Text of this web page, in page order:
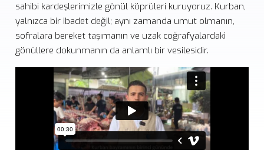
sahibi kardeşlerimizle gönül köprüleri kuruyoruz. Kurban,
yalnızca bir ibadet değil; aynı zamanda umut olmanın,
sofralara bereket taşımanın ve uzak coğrafyalardaki
gönüllere dokunmanın da anlamlı bir vesilesidir.